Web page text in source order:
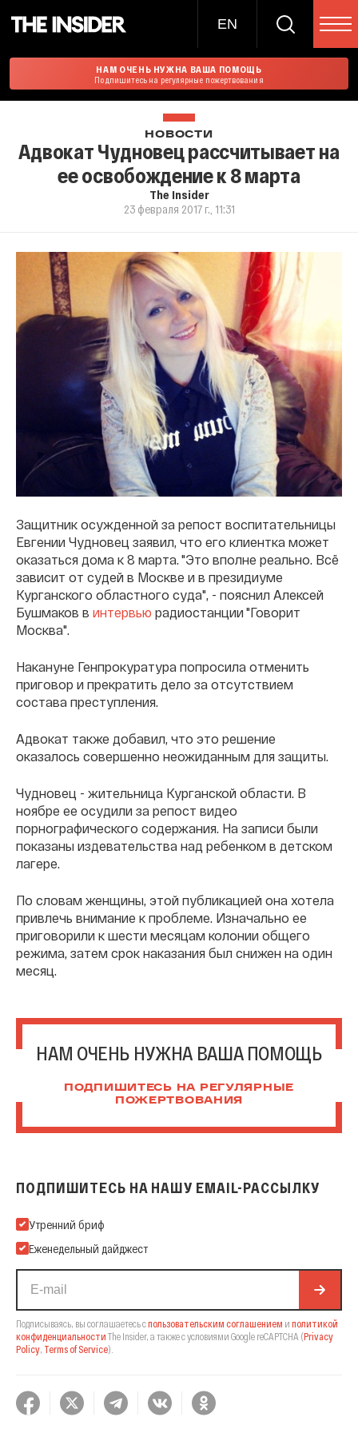
EN
НАМ ОЧЕНЬ НУЖНА ВАША ПОМОЩЬ
Подпишитесь на регулярные пожертвования
НОВОСТИ
Адвокат Чудновец рассчитывает на
ее освобождение к 8 марта
The Insider
23 февраля 2017 г., 11:31
Защитник осужденной за репост воспитательницы
Евгении Чудновец заявил, что его клиентка может
оказаться дома к 8 марта. "Это вполне реально. Всё
зависит от судей в Москве и в президиуме
Курганского областного суда", - пояснил Алексей
Бушмаков в интервью радиостанции "Говорит
Москва".
Накануне Генпрокуратура попросила отменить
приговор и прекратить дело за отсутствием
состава преступления.
Адвокат также добавил, что это решение
оказалось совершенно неожиданным для защиты.
Чудновец - жительница Курганской области. В
ноябре ее осудили за репост видео
порнографического содержания. На записи были
показаны издевательства над ребенком в детском
лагере.
По словам женщины, этой публикацией она хотела
привлечь внимание к проблеме. Изначально ее
приговорили к шести месяцам колонии общего
режима, затем срок наказания был снижен на один
месяц.
НАМ ОЧЕНЬ НУЖНА ВАША ПОМОЩЬ
ПОДПИШИТЕСЬ НА РЕГУЛЯРНЫЕ
ПОЖЕРТВОВАНИЯ
ПОДПИШИТЕСЬ НА НАШУ EMAIL-РАССЫЛКУ
Подпишитесь на нашу Email-рассылку
Утренний бриф
Еженедельный дайджест
Подписываясь, вы соглашаетесь спользовательским соглашением и политикой
конфиденциальности The Insider, а также с условиями Google reCAPTCHA (Privacy
Policy, Terms of Service).